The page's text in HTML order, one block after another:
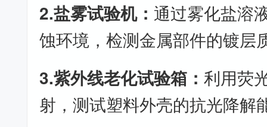
2.盐雾试验机： 通过雾化盐溶
蚀环境，检测金属部件的镀层
3.紫外线老化试验箱：利用荧
射，测试塑料外壳的抗光降解